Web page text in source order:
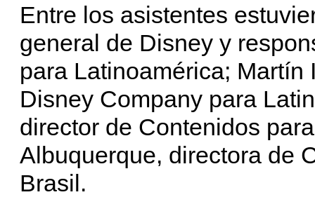
Entre los asistentes
general de Disney y
para Latinoamérica;
Disney Company para
director de Contenidos
Albuquerque, directora de
Brasil.